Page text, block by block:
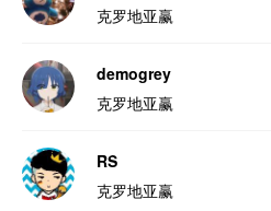
克罗地亚赢
demogrey
克罗地亚赢
RS
克罗地亚赢